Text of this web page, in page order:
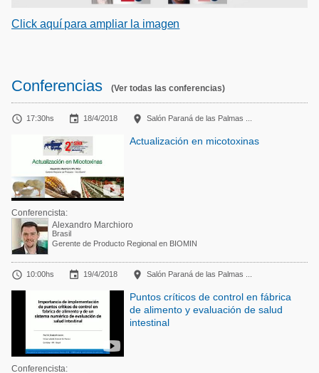
Click aquí para ampliar la imagen
Conferencias (Ver todas las conferencias)
 17:30hs  18/4/2018  Salón Paraná de las Palmas ...
Actualización en micotoxinas
Conferencista:
Alexandro Marchioro
Brasil
Gerente de Producto Regional en BIOMIN
 10:00hs  19/4/2018  Salón Paraná de las Palmas ...
Puntos críticos de control en fábrica
de alimento y evaluación de salud
intestinal
Conferencista: